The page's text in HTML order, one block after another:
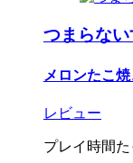
つまらな
メロンたこ焼
レビュー
プレイ時間